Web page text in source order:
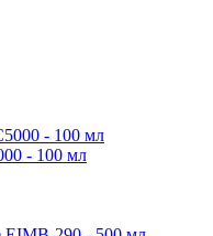
- 100 мл